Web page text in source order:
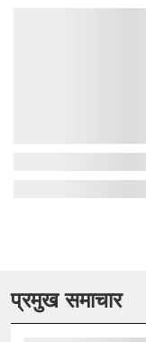
प्रमुख समाचार